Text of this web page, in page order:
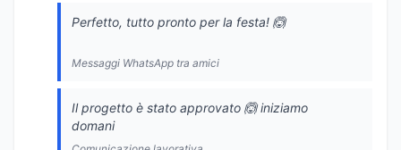
Perfetto, tutto pronto per la festa! 🙆
Messaggi WhatsApp tra amici
Il progetto è stato approvato 🙆 iniziamo
domani